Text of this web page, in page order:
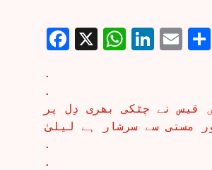
Facebook
X
.
.
قیس نے چٹکی بھری دِل پر
مستی سے سرشار ہے لیلیٰ
.
.